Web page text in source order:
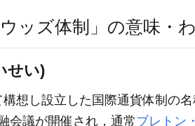
ッズ体制」の意味・
せい)
想し設立した国際通貨体制の
会議が開催され，通常ブレトン